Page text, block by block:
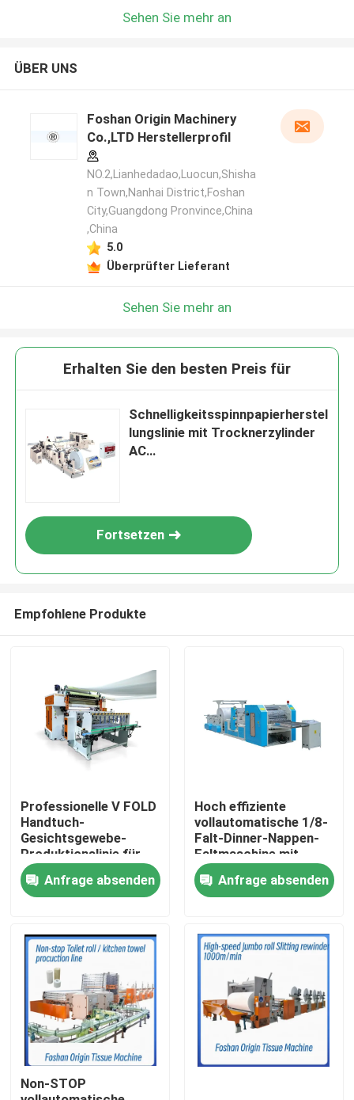
Zu Hause
Produkte
Über uns
Sehen Sie mehr an
ÜBER UNS
Foshan Origin Machinery
Co.,LTD Herstellerprofil
NO.2,Lianhedadao,Luocun,Shisha
n Town,Nanhai District,Foshan
City,Guangdong Pronvince,China
,China
5.0
Überprüfter Lieferant
Sehen Sie mehr an
Erhalten Sie den besten Preis für
Schnelligkeitsspinnpapierherstel
lungslinie mit Trocknerzylinder
AC
Fortsetzen
Empfohlene Produkte
Professionelle V FOLD
Handtuch-
Gesichtsgewebe-
Produktionslinie für
Gewebeindustrie mit
automatischer
Übertragungseinheit
Anfrage absenden
Hoch effiziente
vollautomatische 1/8-
Falt-Dinner-Nappen-
Faltmaschine mit
Vakuumpumpe
Anfrage absenden
Non-STOP